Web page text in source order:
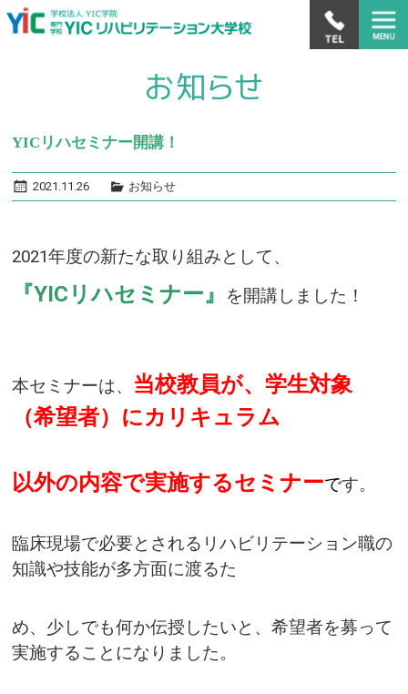
YICリハセミナー開講！
2021.11.26 お知らせ
2021年度の新たな取り組みとして、
『YICリハセミナー』 を開講しました！
本セミナーは、 当校教員が、学生対象
（希望者）にカリキュラム
以外の内容で実施するセミナーです。
臨床現場で必要とされるリハビリテーション職の
知識や技能が多方面に渡るた
め、少しでも何か伝授したいと、希望者を募って
実施することになりました。